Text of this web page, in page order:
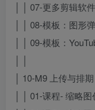
│ │ 07-更多剪辑软
│ │ 08-模板：图形
│ │ 09-模板：
│ 10-M9 上传与排期
│ │ 01-课程- 缩略